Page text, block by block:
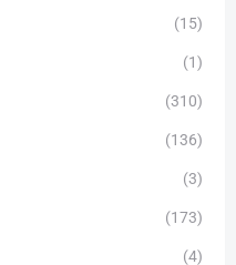
(15)
(1)
(310)
(136)
(3)
(173)
(4)